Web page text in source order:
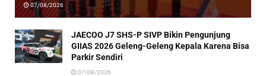
07/08/2026
JAECOO J7 SHS-P SIVP Bikin Pengunjung
GIIAS 2026 Geleng-Geleng Kepala Karena Bisa
Parkir Sendiri
07/08/2026